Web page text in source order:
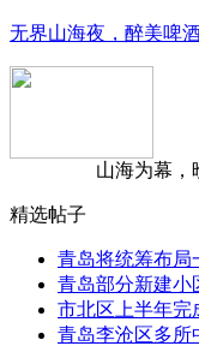
无界山海夜，醉美啤
山海为幕，晚
精选帖子
青岛将统筹布局
青岛部分新建小
市北区上半年完
青岛李沧区多所